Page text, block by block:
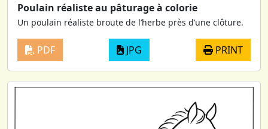
Poulain réaliste au pâturage à colorie
Un poulain réaliste broute de l’herbe près d’une clôture.
PDF JPG PRINT